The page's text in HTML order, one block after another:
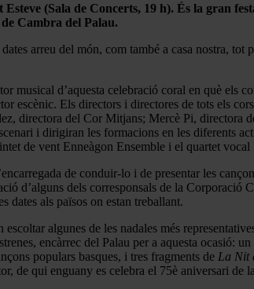
(Sala de Concerts, 19 h). És la gran
Cambra del Palau.
arreu del món, com també a casa nostra, tot
musical d’aquesta celebració coral en què els
escènic. Els directors i directores de tots els
directora del Cor Mitjans; Mercè Pi, directora
i dirigiran les formacions en les diferents
de vent Enneàgon Ensemble i el quartet
de conduir-lo i de presentar les
d’alguns dels corresponsals de la Corporació
dates als països on estan treballant.
algunes de les nadales més
encàrrec del Palau per a aquesta ocasió: un
populars basques, i tres fragments de La Nit
de qui enguany es celebra el 75è aniversari de